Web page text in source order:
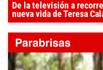
De la televisión a
nueva vida de Teresa